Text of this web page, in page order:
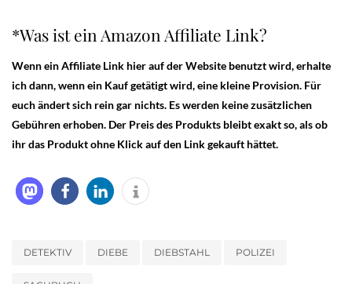
*Was ist ein Amazon Affiliate Link?
Wenn ein Affiliate Link hier auf der Website benutzt wird, erhalte
ich dann, wenn ein Kauf getätigt wird, eine kleine Provision. Für
euch ändert sich rein gar nichts. Es werden keine zusätzlichen
Gebühren erhoben. Der Preis des Produkts bleibt exakt so, als ob
ihr das Produkt ohne Klick auf den Link gekauft hättet.
DETEKTIV DIEBE DIEBSTAHL POLIZEI